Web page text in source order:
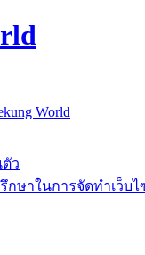
World
ว
ษาในการจัดทำเว็บไ